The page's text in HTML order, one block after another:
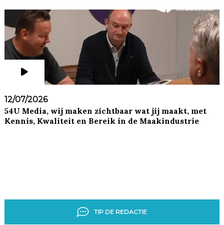
12/07/2026
54U Media, wij maken zichtbaar wat jij maakt, met
Kennis, Kwaliteit en Bereik in de Maakindustrie
TIP DE REDACTIE